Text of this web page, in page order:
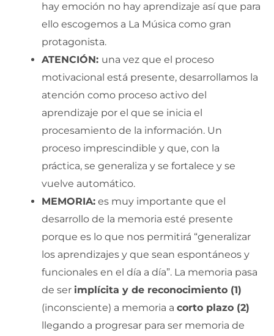
hay emoción no hay aprendizaje así que para
ello escogemos a La Música como gran
protagonista.
ATENCIÓN: una vez que el proceso
motivacional está presente, desarrollamos la
atención como proceso activo del
aprendizaje por el que se inicia el
procesamiento de la información. Un
proceso imprescindible y que, con la
práctica, se generaliza y se fortalece y se
vuelve automático.
MEMORIA: es muy importante que el
desarrollo de la memoria esté presente
porque es lo que nos permitirá “generalizar
los aprendizajes y que sean espontáneos y
funcionales en el día a día”. La memoria pasa
de ser implícita y de reconocimiento (1)
(inconsciente) a memoria a corto plazo (2)
llegando a progresar para ser memoria de